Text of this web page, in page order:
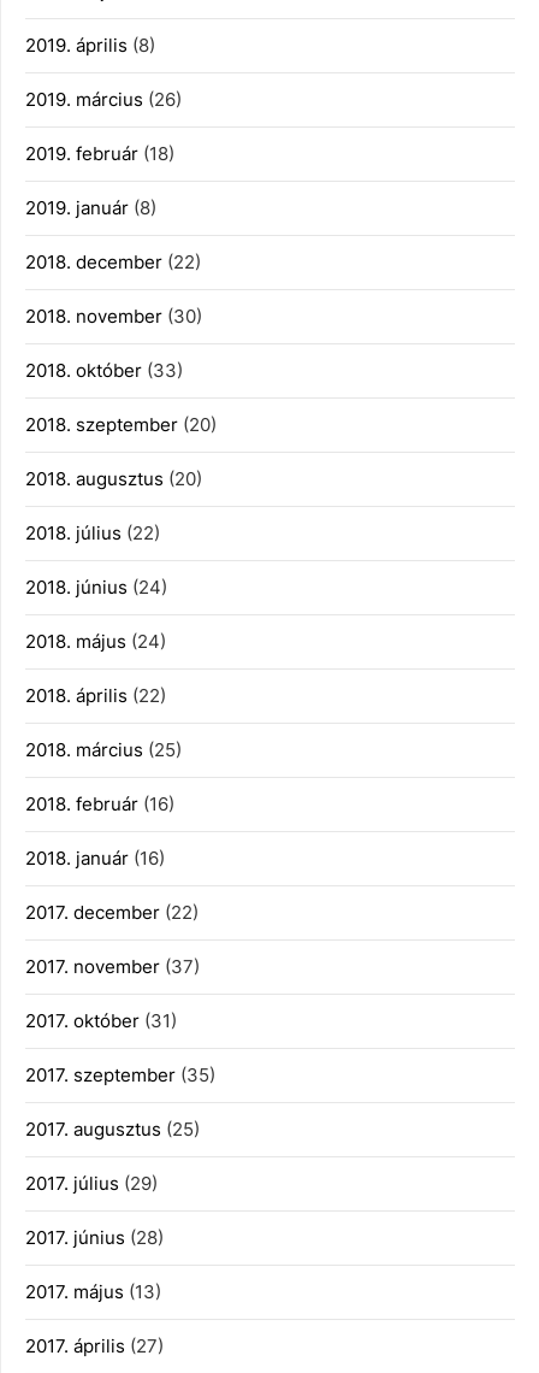
2019. április (8)
2019. március (26)
2019. február (18)
2019. január (8)
2018. december (22)
2018. november (30)
2018. október (33)
2018. szeptember (20)
2018. augusztus (20)
2018. július (22)
2018. június (24)
2018. május (24)
2018. április (22)
2018. március (25)
2018. február (16)
2018. január (16)
2017. december (22)
2017. november (37)
2017. október (31)
2017. szeptember (35)
2017. augusztus (25)
2017. július (29)
2017. június (28)
2017. május (13)
2017. április (27)